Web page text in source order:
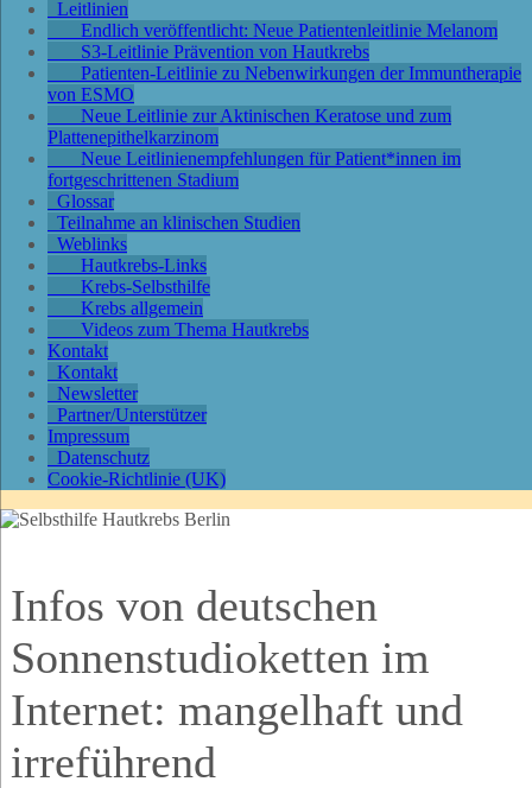
Leitlinien
Endlich veröffentlicht: Neue Patientenleitlinie Melanom
S3-Leitlinie Prävention von Hautkrebs
Patienten-Leitlinie zu Nebenwirkungen der Immuntherapie
von ESMO
Neue Leitlinie zur Aktinischen Keratose und zum
Plattenepithelkarzinom
Neue Leitlinienempfehlungen für Patient*innen im
fortgeschrittenen Stadium
Glossar
Teilnahme an klinischen Studien
Weblinks
Hautkrebs-Links
Krebs-Selbsthilfe
Krebs allgemein
Videos zum Thema Hautkrebs
Kontakt
Kontakt
Newsletter
Partner/Unterstützer
Impressum
Datenschutz
Cookie-Richtlinie (UK)
Infos von deutschen
Sonnenstudioketten im
Internet: mangelhaft und
irreführend